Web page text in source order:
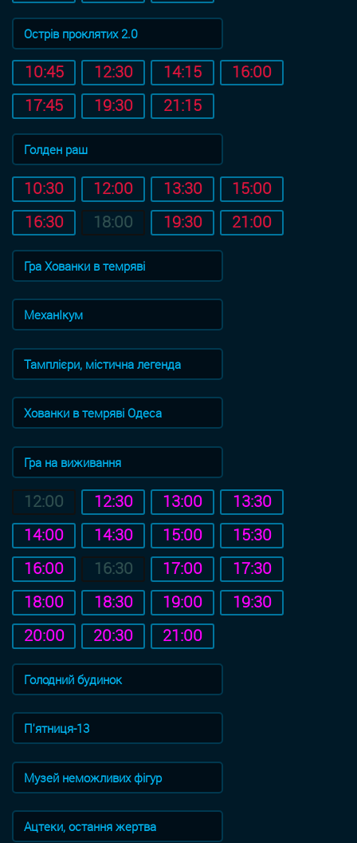
Острів проклятих 2.0
10:45 12:30 14:15
16:00
17:45
19:30 21:15
Голден раш
10:30 12:00 13:30
15:00
16:30
18:00 19:30 21:00
Гра Хованки в темряві
МеханІкум
Тамплієри, містична легенда
Хованки в темряві Одеса
Гра на виживання
12:00 12:30 13:00
13:30
14:00
14:30 15:00
15:30
16:00
16:30 17:00
17:30
18:00
18:30 19:00
19:30
20:00
20:30 21:00
Голодний будинок
П'ятниця-13
Музей неможливих фігур
Ацтеки, остання жертва